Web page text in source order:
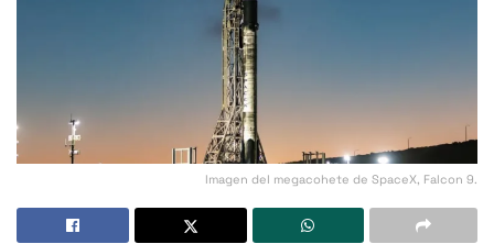
Imagen del megacohete de SpaceX, Falcon 9.